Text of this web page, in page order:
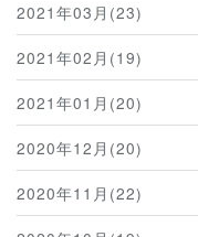
2021年03月(23)
2021年02月(19)
2021年01月(20)
2020年12月(20)
2020年11月(22)